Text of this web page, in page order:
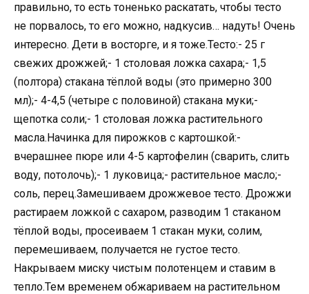
правильно, то есть тоненько раскатать, чтобы тесто
не порвалось, то его можно, надкусив… надуть! Очень
интересно. Дети в восторге, и я тоже.Тесто:- 25 г
свежих дрожжей;- 1 столовая ложка сахара;- 1,5
(полтора) стакана тёплой воды (это примерно 300
мл);- 4-4,5 (четыре с половиной) стакана муки;-
щепотка соли;- 1 столовая ложка растительного
масла.Начинка для пирожков с картошкой:-
вчерашнее пюре или 4-5 картофелин (сварить, слить
воду, потолочь);- 1 луковица;- растительное масло;-
соль, перец.Замешиваем дрожжевое тесто. Дрожжи
растираем ложкой с сахаром, разводим 1 стаканом
тёплой воды, просеиваем 1 стакан муки, солим,
перемешиваем, получается не густое тесто.
Накрываем миску чистым полотенцем и ставим в
тепло.Тем временем обжариваем на растительном